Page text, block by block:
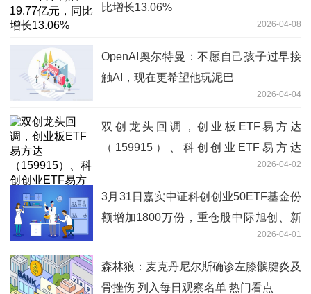
比增长13.06%
2026-04-08
OpenAI奥尔特曼：不愿自己孩子过早接
触AI，现在更希望他玩泥巴
2026-04-04
双创龙头回调，创业板ETF易方达
（159915）、科创创业ETF易方达
2026-04-02
3月31日嘉实中证科创创业50ETF基金份
额增加1800万份，重仓股中际旭创、新
2026-04-01
森林狼：麦克丹尼尔斯确诊左膝髌腱炎及
骨挫伤 列入每日观察名单 热门看点